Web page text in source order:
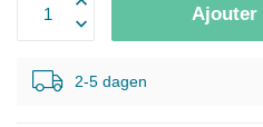
Ajouter
2-5 dagen